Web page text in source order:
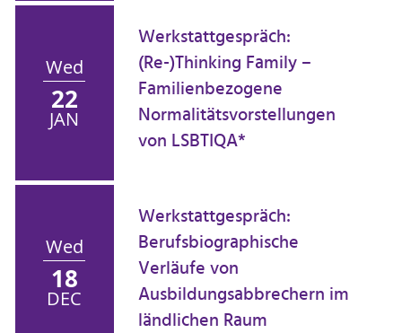
Wed
22
JAN
Werkstattgespräch:
(Re-)Thinking Family –
Familienbezogene
Normalitätsvorstellungen
von LSBTIQA*
Wed
18
DEC
Werkstattgespräch:
Berufsbiographische
Verläufe von
Ausbildungsabbrechern im
ländlichen Raum